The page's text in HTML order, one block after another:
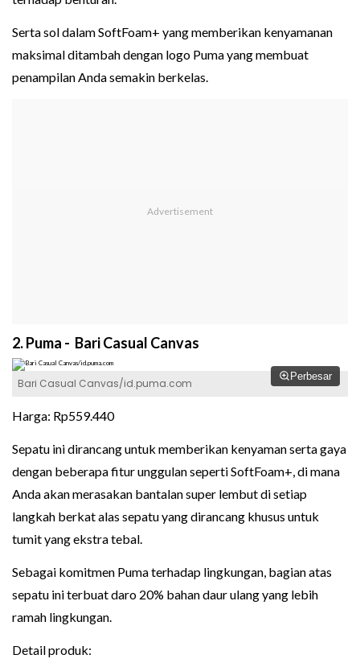
Serta sol dalam SoftFoam+ yang memberikan kenyamanan
maksimal ditambah dengan logo Puma yang membuat
penampilan Anda semakin berkelas.
2. Puma - Bari Casual Canvas
Perbesar
Bari Casual Canvas/id.puma.com
Harga: Rp559.440
Sepatu ini dirancang untuk memberikan kenyaman serta gaya
dengan beberapa fitur unggulan seperti SoftFoam+, di mana
Anda akan merasakan bantalan super lembut di setiap
langkah berkat alas sepatu yang dirancang khusus untuk
tumit yang ekstra tebal.
Sebagai komitmen Puma terhadap lingkungan, bagian atas
sepatu ini terbuat daro 20% bahan daur ulang yang lebih
ramah lingkungan.
Detail produk: